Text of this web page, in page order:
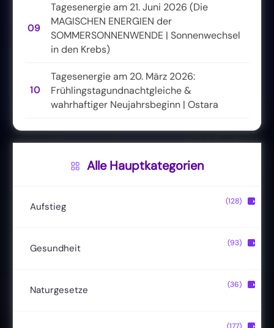
09
Tagesenergie am 21. Juni 2026 (Die
MAGISCHEN ENERGIEN der
SOMMERSONNENWENDE | Sonnenwechsel
in den Krebs)
10
Tagesenergie am 20. März 2026:
Frühlingstagundnachtgleiche &
wahrhaftiger Neujahrsbeginn | Ostara
Alle Hauptkategorien
Aufstieg
Christusbewusstsein (20)
(11)
(22)
(128) ▶
Gesundheit
(13)
(24)
(93) ▶
Naturgesetze
(15)
(36) ▶
▶